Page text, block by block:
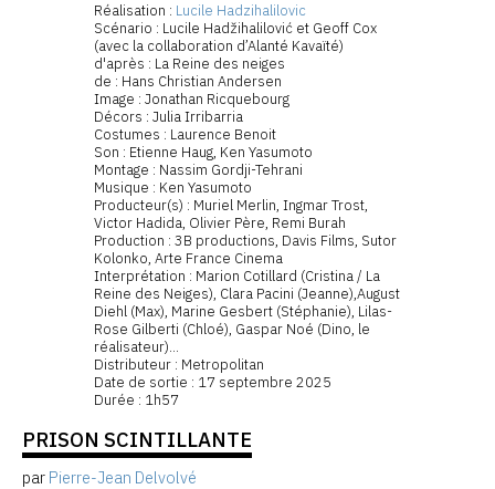
Réalisation : Lucile Hadzihalilovic
Scénario : Lucile Hadžihalilović et Geoff Cox
(avec la collaboration d’Alanté Kavaïté)
d'après : La Reine des neiges
de : Hans Christian Andersen
Image : Jonathan Ricquebourg
Décors : Julia Irribarria
Costumes : Laurence Benoit
Son : Etienne Haug, Ken Yasumoto
Montage : Nassim Gordji-Tehrani
Musique : Ken Yasumoto
Producteur(s) : Muriel Merlin, Ingmar Trost,
Victor Hadida, Olivier Père, Remi Burah
Production : 3B productions, Davis Films, Sutor
Kolonko, Arte France Cinema
Interprétation : Marion Cotillard (Cristina / La
Reine des Neiges), Clara Pacini (Jeanne),August
Diehl (Max), Marine Gesbert (Stéphanie), Lilas-
Rose Gilberti (Chloé), Gaspar Noé (Dino, le
réalisateur)...
Distributeur : Metropolitan
Date de sortie : 17 septembre 2025
Durée : 1h57
PRISON SCINTILLANTE
par Pierre-Jean Delvolvé